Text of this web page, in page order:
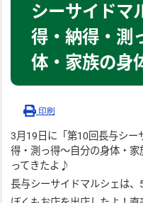
シーサイドマ
得・納得・測
体・家族の身
印刷
3月19日に「第10回長与シー
得・測っ得～自分の身体・
ってきたよ♪
長与シーサイドマルシェは、